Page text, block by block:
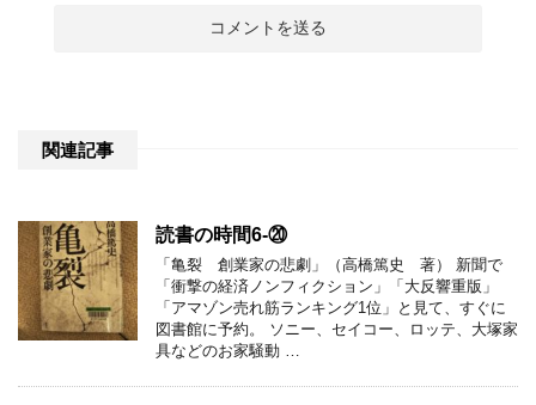
関連記事
読書の時間6-⑳
「亀裂 創業家の悲劇」（高橋篤史 著） 新聞で
「衝撃の経済ノンフィクション」「大反響重版」
「アマゾン売れ筋ランキング1位」と見て、すぐに
図書館に予約。 ソニー、セイコー、ロッテ、大塚家
具などのお家騒動 …